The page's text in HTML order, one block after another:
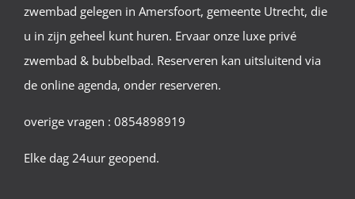
zwembad gelegen in Amersfoort, gemeente Utrecht, die
u in zijn geheel kunt huren. Ervaar onze luxe privé
zwembad & bubbelbad. Reserveren kan uitsluitend via
de online agenda, onder reserveren.
overige vragen : 0854898919
Elke dag 24uur geopend.